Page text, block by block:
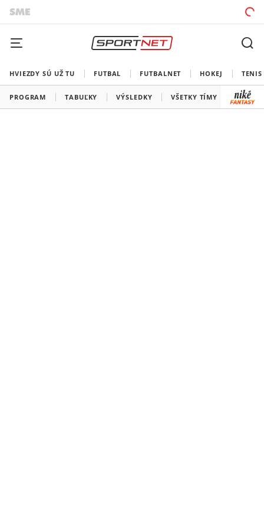
HVIEZDY SÚ UŽ TU FUTBAL FUTBALNET HOKEJ TENIS
PROGRAM TABUĽKY VÝSLEDKY VŠETKY TÍMY